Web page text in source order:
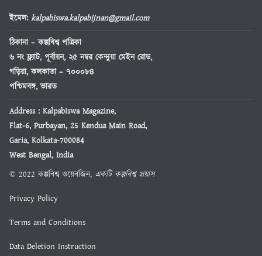
ইমেল: kalpabiswa.kalpabijnan@gmail.com
ঠিকানা– কল্পবিশ্ব পত্রিকা
৬ নং ফ্ল্যাট, পূর্বায়ন, ২৫ নম্বর কেন্দুয়া মেইন রোড,
গড়িয়া, কলকাতা – ৭০০০৮৪
পশ্চিমবঙ্গ, ভারত
Address : Kalpabiswa Magazine,
Flat-6, Purbayan, 25 Kendua Main Road,
Garia, Kolkata-700084
West Bengal, India
© 2022 কল্পবিশ্ব ওয়েবজিন, একটি কল্পবিশ্ব প্রয়াস
Privacy Policy
Terms and Conditions
Data Deletion Instruction